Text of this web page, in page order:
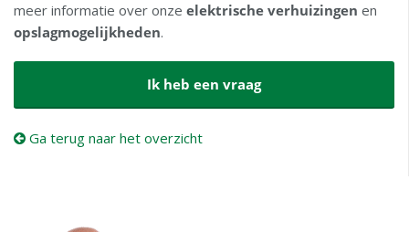
meer informatie over onze elektrische verhuizingen en
opslagmogelijkheden.
Ik heb een vraag
Ga terug naar het overzicht